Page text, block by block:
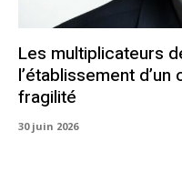
Les multiplicateurs
l’établissement
fragilité
30 juin 2026